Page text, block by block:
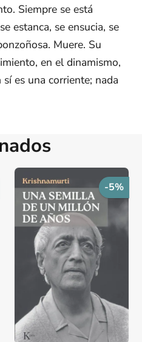
Siempre se está
estanca, se ensucia, se
Muere. Su
en el dinamismo,
es una corriente; nada
-5%